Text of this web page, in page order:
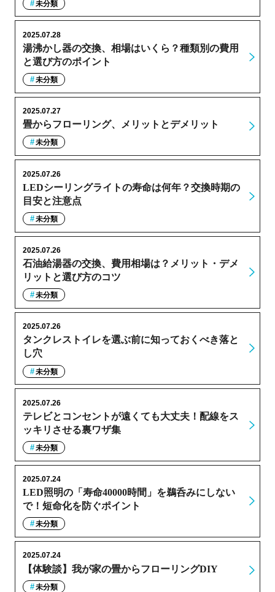
未分類
湯沸かし器の交換、相場はいくら？種類別の費用
と選び方のポイント
2025.07.28
未分類
畳からフローリング、メリットとデメリット
2025.07.27
未分類
LEDシーリングライトの寿命は何年？交換時期の
目安と注意点
2025.07.26
未分類
石油給湯器の交換、費用相場は？メリット・デメ
リットと選び方のコツ
2025.07.26
未分類
タンクレストイレを選ぶ前に知っておくべき落と
し穴
2025.07.26
未分類
テレビとコンセントが遠くても大丈夫！配線をス
ッキリさせる裏ワザ集
2025.07.26
未分類
LED照明の「寿命40000時間」を鵜呑みにしない
で！短命化を防ぐポイント
2025.07.24
未分類
【体験談】我が家の畳からフローリングDIY
2025.07.24
未分類